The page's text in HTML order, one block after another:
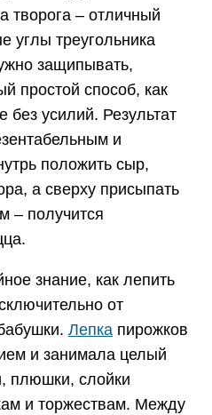
творога – отличный
углы треугольника
защипывать,
простой способ, как
усилий. Результат
и
положить сыр,
а сверху присыпать
– получится
знание, как лепить
от
Лепка пирожков
и занимала целый
плюшки, слойки
и торжествам. Между